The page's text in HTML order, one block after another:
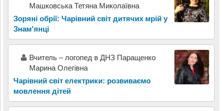
Машковська Тетяна Миколаївна
Зоряні обрії: Чарівний світ дитячих мрій у
Знам'янці
Вчитель – логопед в ДНЗ Паращенко
Марина Олегівна
Чарівний світ електрики: розвиваємо
мовлення дітей